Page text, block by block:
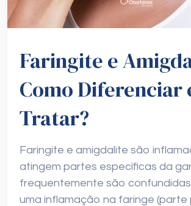
Faringite e
Como Diferenciar
Tratar?
Faringite e amigdalite são
atingem partes específicas da
frequentemente são
uma inflamação na faringe (parte